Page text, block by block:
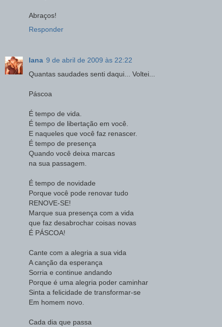
Abraços!
Responder
Iana 9 de abril de 2009 às 22:22
Quantas saudades senti daqui... Voltei...
Páscoa
É tempo de vida.
É tempo de libertação em você.
E naqueles que você faz renascer.
É tempo de presença
Quando você deixa marcas
na sua passagem.
É tempo de novidade
Porque você pode renovar tudo
RENOVE-SE!
Marque sua presença com a vida
que faz desabrochar coisas novas
É PÁSCOA!
Cante com a alegria a sua vida
A canção da esperança
Sorria e continue andando
Porque é uma alegria poder caminhar
Sinta a felicidade de transformar-se
Em homem novo.
Cada dia que passa